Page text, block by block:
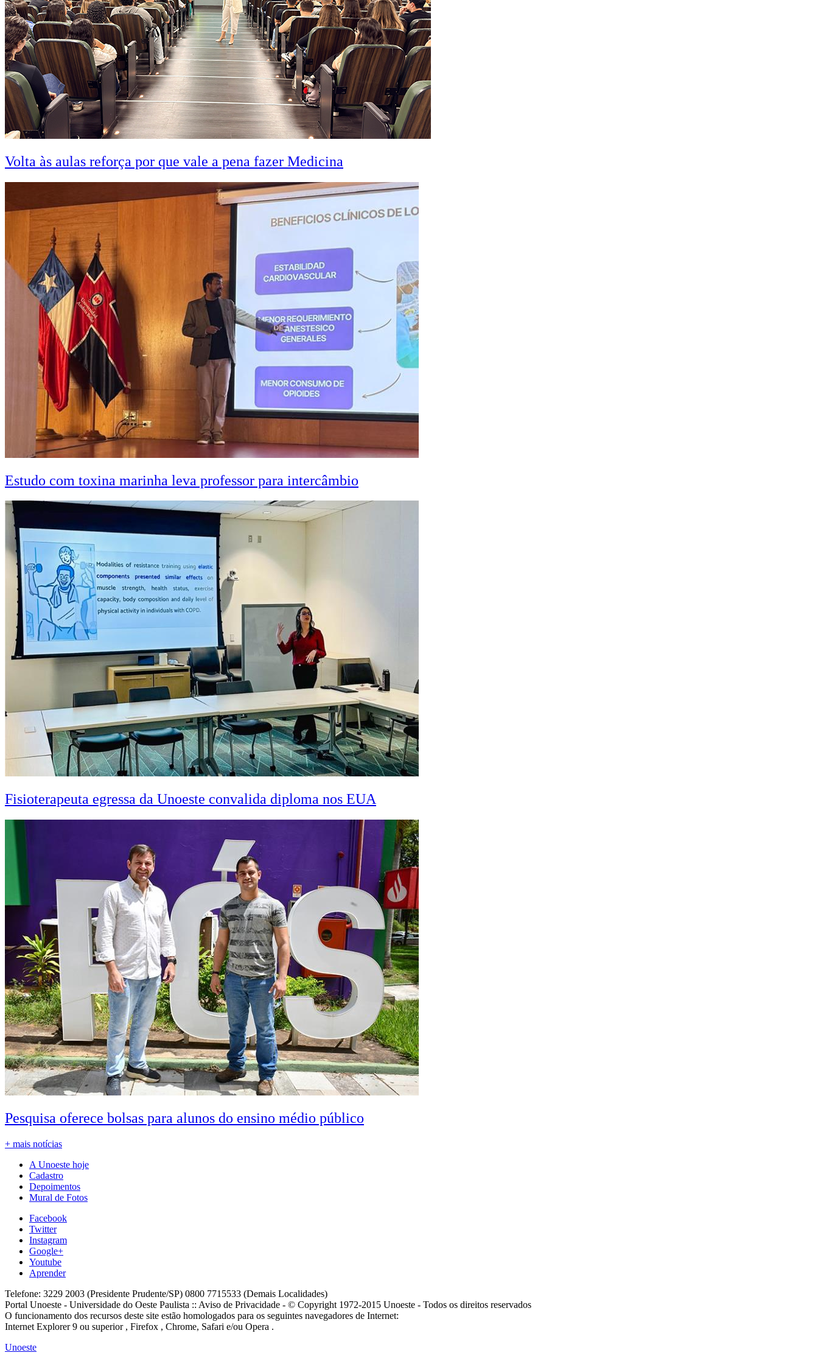
Volta às aulas reforça por que vale a pena fazer Medicina
Estudo com toxina marinha leva professor para intercâmbio
Fisioterapeuta egressa da Unoeste convalida diploma nos EUA
Pesquisa oferece bolsas para alunos do ensino médio público
+ mais notícias
A Unoeste hoje
Cadastro
Depoimentos
Mural de Fotos
Facebook
Twitter
Instagram
Google+
Youtube
Aprender
Telefone: 3229 2003 (Presidente Prudente/SP) 0800 7715533 (Demais Localidades)
Portal Unoeste - Universidade do Oeste Paulista :: Aviso de Privacidade - © Copyright 1972-2015 Unoeste - Todos os direitos reservados
O funcionamento dos recursos deste site estão homologados para os seguintes navegadores de Internet:
Internet Explorer 9 ou superior , Firefox , Chrome, Safari e/ou Opera .
Unoeste